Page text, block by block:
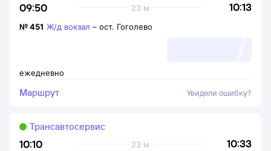
09:50 10:13
23 м
ежедневно
№451 Ж/д вокзал – ост. Гоголево
Маршрут Увидели ошибку?
10:10 10:33
23 м
Трансавтосервис